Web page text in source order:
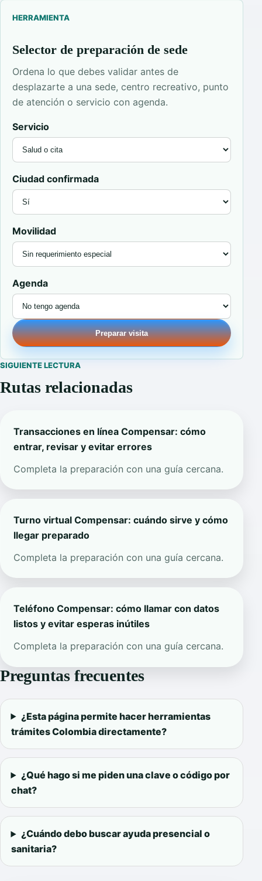
HERRAMIENTA
Selector de preparación de sede
Ordena lo que debes validar antes de
desplazarte a una sede, centro recreativo, punto
de atención o servicio con agenda.
Servicio
Ciudad confirmada
Movilidad
Agenda
Preparar visita
SIGUIENTE LECTURA
Rutas relacionadas
Transacciones en línea Compensar: cómo
entrar, revisar y evitar errores
Completa la preparación con una guía cercana.
Turno virtual Compensar: cuándo sirve y cómo
llegar preparado
Completa la preparación con una guía cercana.
Teléfono Compensar: cómo llamar con datos
listos y evitar esperas inútiles
Completa la preparación con una guía cercana.
Preguntas frecuentes
¿Esta página permite hacer herramientas
trámites Colombia directamente?
¿Qué hago si me piden una clave o código por
chat?
¿Cuándo debo buscar ayuda presencial o
sanitaria?